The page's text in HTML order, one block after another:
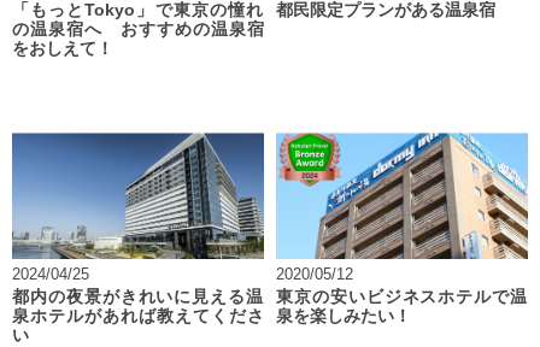
「もっとTokyo」で東京の憧れ
の温泉宿へ おすすめの温泉宿
をおしえて！
都民限定プランがある温泉宿
2024/04/25
都内の夜景がきれいに見える温
泉ホテルがあれば教えてくださ
い
2020/05/12
東京の安いビジネスホテルで温
泉を楽しみたい！